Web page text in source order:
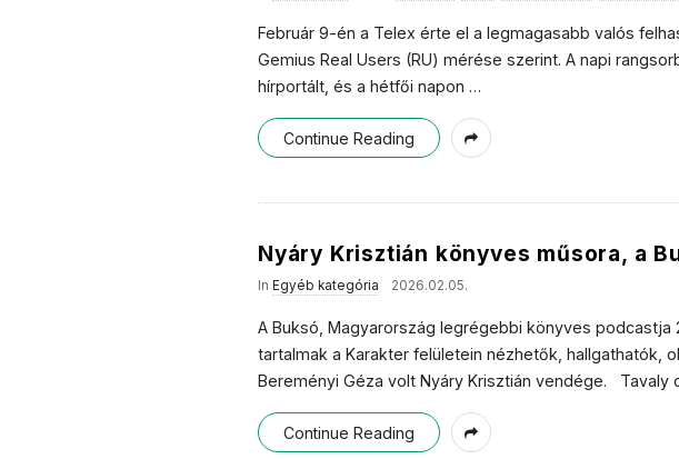
Február 9-én a Telex érte el a legmagasabb valós
Gemius Real Users (RU) mérése szerint. A napi
hírportált, és a hétfői napon …
Continue Reading
Nyáry Krisztián könyves műsora, a
In Egyéb kategória 2026.02.05.
A Buksó, Magyarország legrégebbi könyves
tartalmak a Karakter felületein nézhetők, hallgathatók,
Bereményi Géza volt Nyáry Krisztián vendége. Tavaly
Continue Reading